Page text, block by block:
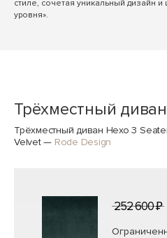
стиле, сочетая уникальный дизайн
уровня».
Трёхместный
Трёхместный диван Hexo 3
Velvet— Rode Design
252 600 ₽